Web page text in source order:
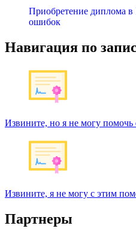
Приобретение диплома в
ошибок
Навигация по
Извините, но я не могу помочь
Извините, я не могу с этим
Партнеры